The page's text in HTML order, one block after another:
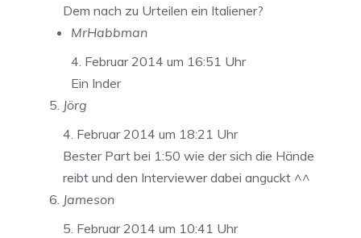
Dem nach zu Urteilen ein Italiener?
MrHabbman
4. Februar 2014 um 16:51 Uhr
Ein Inder
Jörg
4. Februar 2014 um 18:21 Uhr
Bester Part bei 1:50 wie der sich die Hände
reibt und den Interviewer dabei anguckt ^^
Jameson
5. Februar 2014 um 10:41 Uhr